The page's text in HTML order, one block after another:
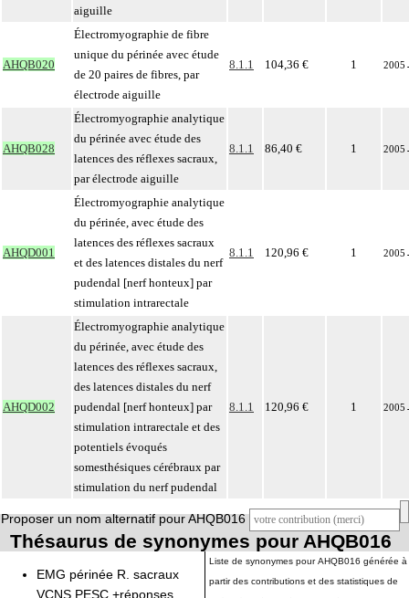
aiguille
AHQB020
Électromyographie de fibre
unique du périnée avec étude
de 20 paires de fibres, par
électrode aiguille
8.1.1 104,36 € 1 2005
AHQB028
Électromyographie analytique
du périnée avec étude des
latences des réflexes sacraux,
par électrode aiguille
8.1.1 86,40 € 1 2005
AHQD001
Électromyographie analytique
du périnée, avec étude des
latences des réflexes sacraux
et des latences distales du nerf
pudendal [nerf honteux] par
stimulation intrarectale
8.1.1 120,96 € 1 2005
AHQD002
Électromyographie analytique
du périnée, avec étude des
latences des réflexes sacraux,
des latences distales du nerf
pudendal [nerf honteux] par
stimulation intrarectale et des
potentiels évoqués
somesthésiques cérébraux par
stimulation du nerf pudendal
8.1.1 120,96 € 1 2005
Proposer un nom alternatif pour AHQB016
Thésaurus de synonymes pour AHQB016
EMG périnée R. sacraux
VCNS PESC +réponses
Liste de synonymes pour AHQB016 générée à
partir des contributions et des statistiques de